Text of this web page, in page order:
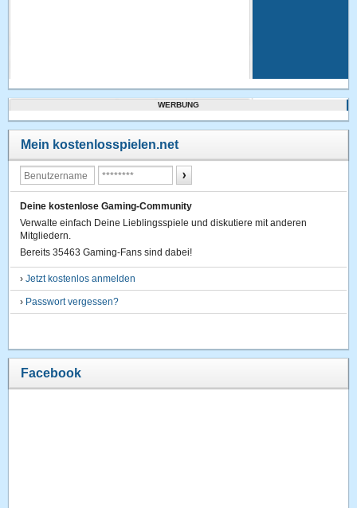
WERBUNG
Mein kostenlosspielen.net
Deine kostenlose Gaming-Community
Verwalte einfach Deine Lieblingsspiele und diskutiere mit anderen
Mitgliedern.
Bereits 35463 Gaming-Fans sind dabei!
›Jetzt kostenlos anmelden
› Passwort vergessen?
Facebook